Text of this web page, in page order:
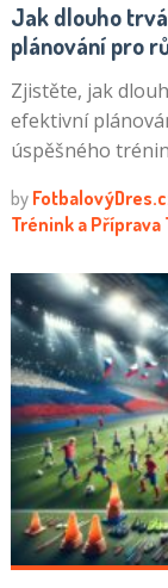
Jak dlouho
plánování pro
Zjistěte, jak
efektivní
úspěšného
by
Trénink a Příprava